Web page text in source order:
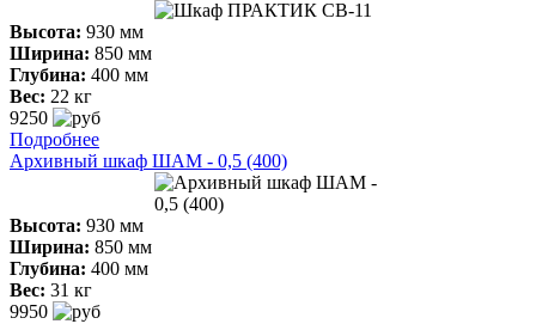
Высота: 930 мм
Ширина: 850 мм
Глубина: 400 мм
Вес: 22 кг
9250
Подробнее
Архивный шкаф ШАМ - 0,5 (400)
Высота: 930 мм
Ширина: 850 мм
Глубина: 400 мм
Вес: 31 кг
9950